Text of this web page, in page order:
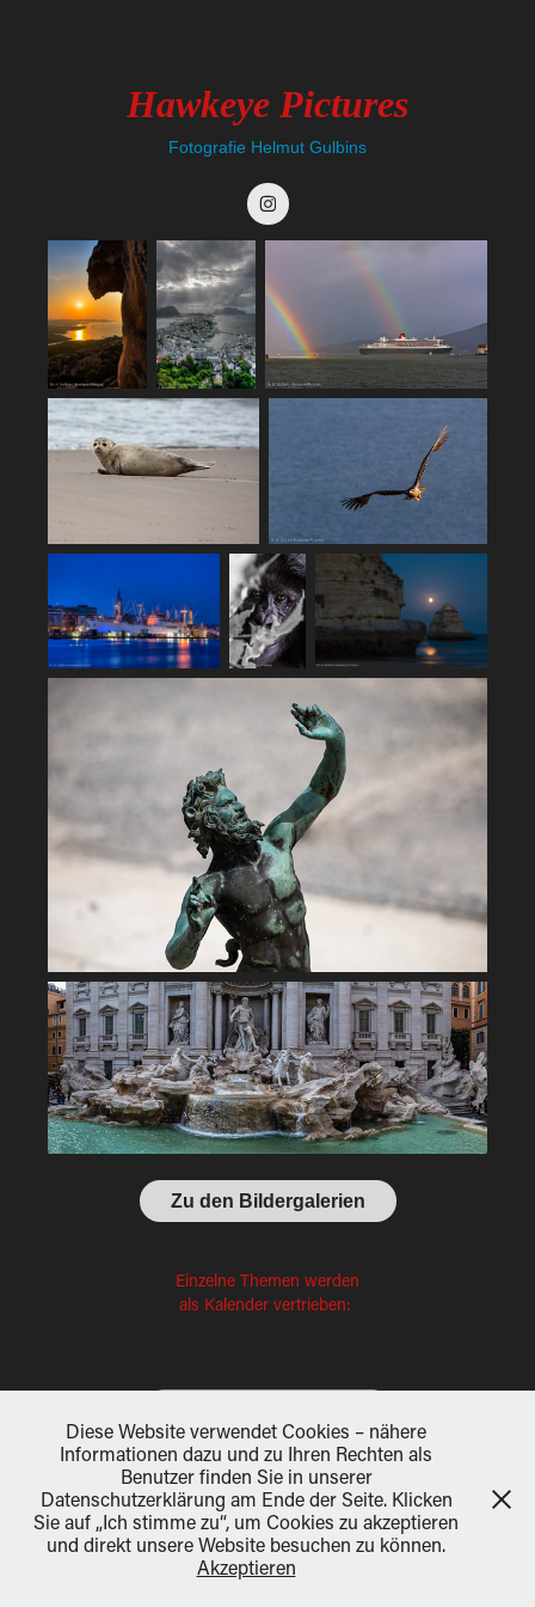
Hawkeye Pictures
Fotografie Helmut Gulbins
Zu den Bildergalerien
Einzelne Themen werden
als Kalender vertrieben:
Hawkeye's Blog
Diese Website verwendet Cookies – nähere
Informationen dazu und zu Ihren Rechten als
Benutzer finden Sie in unserer
Datenschutzerklärung am Ende der Seite. Klicken
Sie auf „Ich stimme zu“, um Cookies zu akzeptieren
und direkt unsere Website besuchen zu können.
Akzeptieren